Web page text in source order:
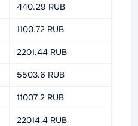
440.29 RUB
1100.72 RUB
2201.44 RUB
5503.6 RUB
11007.2 RUB
22014.4 RUB